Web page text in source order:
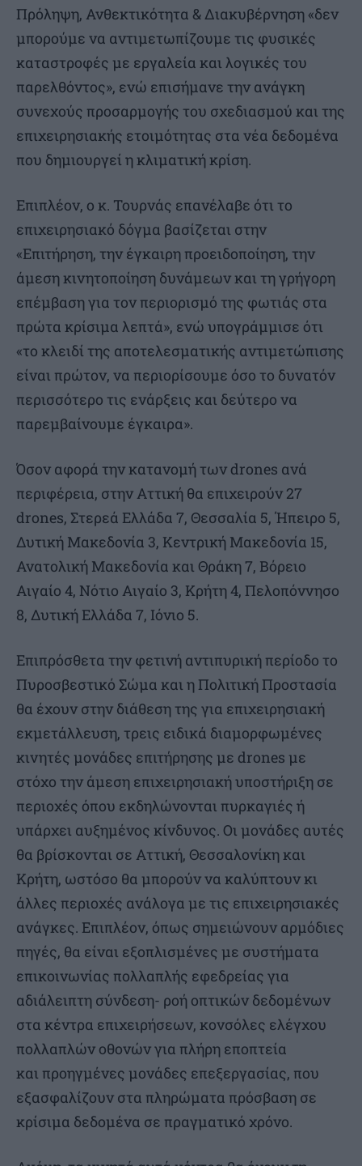
Πρόληψη, Ανθεκτικότητα & Διακυβέρνηση «δεν
μπορούμε να αντιμετωπίζουμε τις φυσικές
καταστροφές με εργαλεία και λογικές του
παρελθόντος», ενώ επισήμανε την ανάγκη
συνεχούς προσαρμογής του σχεδιασμού και της
επιχειρησιακής ετοιμότητας στα νέα δεδομένα
που δημιουργεί η κλιματική κρίση.
Επιπλέον, ο κ. Τουρνάς επανέλαβε ότι το
επιχειρησιακό δόγμα βασίζεται στην
«Επιτήρηση, την έγκαιρη προειδοποίηση, την
άμεση κινητοποίηση δυνάμεων και τη γρήγορη
επέμβαση για τον περιορισμό της φωτιάς στα
πρώτα κρίσιμα λεπτά», ενώ υπογράμμισε ότι
«το κλειδί της αποτελεσματικής αντιμετώπισης
είναι πρώτον, να περιορίσουμε όσο το δυνατόν
περισσότερο τις ενάρξεις και δεύτερο να
παρεμβαίνουμε έγκαιρα».
Όσον αφορά την κατανομή των drones ανά
περιφέρεια, στην Αττική θα επιχειρούν 27
drones, Στερεά Ελλάδα 7, Θεσσαλία 5, Ήπειρο 5,
Δυτική Μακεδονία 3, Κεντρική Μακεδονία 15,
Ανατολική Μακεδονία και Θράκη 7, Βόρειο
Αιγαίο 4, Νότιο Αιγαίο 3, Κρήτη 4, Πελοπόννησο
8, Δυτική Ελλάδα 7, Ιόνιο 5.
Επιπρόσθετα την φετινή αντιπυρική περίοδο το
Πυροσβεστικό Σώμα και η Πολιτική Προστασία
θα έχουν στην διάθεση της για επιχειρησιακή
εκμετάλλευση, τρεις ειδικά διαμορφωμένες
κινητές μονάδες επιτήρησης με drones με
στόχο την άμεση επιχειρησιακή υποστήριξη σε
περιοχές όπου εκδηλώνονται πυρκαγιές ή
υπάρχει αυξημένος κίνδυνος. Οι μονάδες αυτές
θα βρίσκονται σε Αττική, Θεσσαλονίκη και
Κρήτη, ωστόσο θα μπορούν να καλύπτουν κι
άλλες περιοχές ανάλογα με τις επιχειρησιακές
ανάγκες. Επιπλέον, όπως σημειώνουν αρμόδιες
πηγές, θα είναι εξοπλισμένες με συστήματα
επικοινωνίας πολλαπλής εφεδρείας για
αδιάλειπτη σύνδεση- ροή οπτικών δεδομένων
στα κέντρα επιχειρήσεων, κονσόλες ελέγχου
πολλαπλών οθονών για πλήρη εποπτεία
και προηγμένες μονάδες επεξεργασίας, που
εξασφαλίζουν στα πληρώματα πρόσβαση σε
κρίσιμα δεδομένα σε πραγματικό χρόνο.